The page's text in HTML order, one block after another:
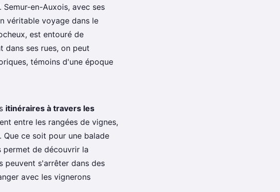
. Semur-en-Auxois, avec ses
véritable voyage dans le
est entouré de
dans ses rues, on peut
témoins d'une époque
itinéraires à travers les
entre les rangées de vignes,
ce soit pour une balade
permet de découvrir la
peuvent s'arrêter dans des
avec les vignerons